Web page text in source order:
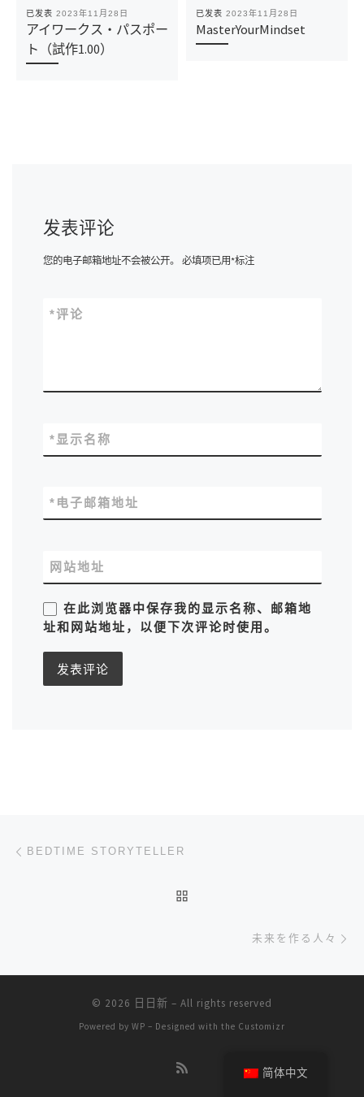
已发表 2023年11月28日
アイワークス・パスポー
ト（試作1.00）
已发表 2023年11月28日
MasterYourMindset
发表评论
您的电子邮箱地址不会被公开。 必填项已用*标注
评论
*
显示名称
*
电子邮箱地址
*
网站地址
在此浏览器中保存我的显示名称、邮箱地
址和网站地址，以便下次评论时使用。
文章导航
BEDTIME STORYTELLER
未来を作る人々
© 2026 日日新 – All rights reserved
Powered by WP – Designed with the Customizr
简体中文